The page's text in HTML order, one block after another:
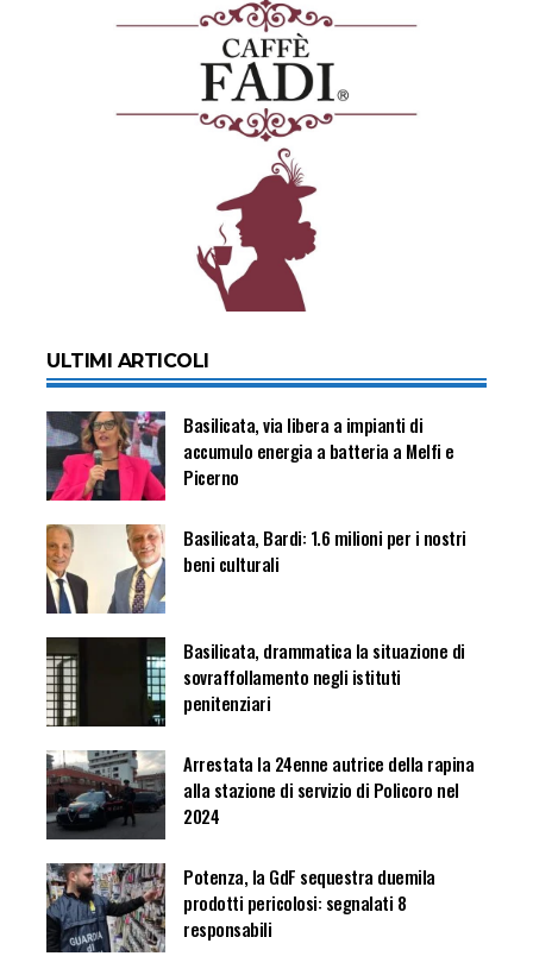
ULTIMI ARTICOLI
Basilicata, via libera a impianti di
accumulo energia a batteria a Melfi e
Picerno
Basilicata, Bardi: 1.6 milioni per i nostri
beni culturali
Basilicata, drammatica la situazione di
sovraffollamento negli istituti
penitenziari
Arrestata la 24enne autrice della rapina
alla stazione di servizio di Policoro nel
2024
Potenza, la GdF sequestra duemila
prodotti pericolosi: segnalati 8
responsabili